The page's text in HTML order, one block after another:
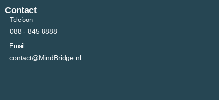
Contact
Telefoon
088 - 845 8888
Email
contact@MindBridge.nl